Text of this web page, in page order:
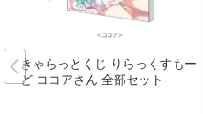
きゃらっとくじ りらっくすもー
ど ココアさん 全部セット